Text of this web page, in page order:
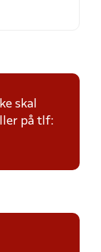
skal
på tlf: